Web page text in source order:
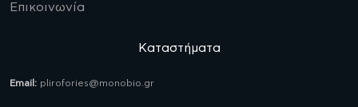
Επικοινωνία
Καταστήματα
Email: plirofories@monobio.gr